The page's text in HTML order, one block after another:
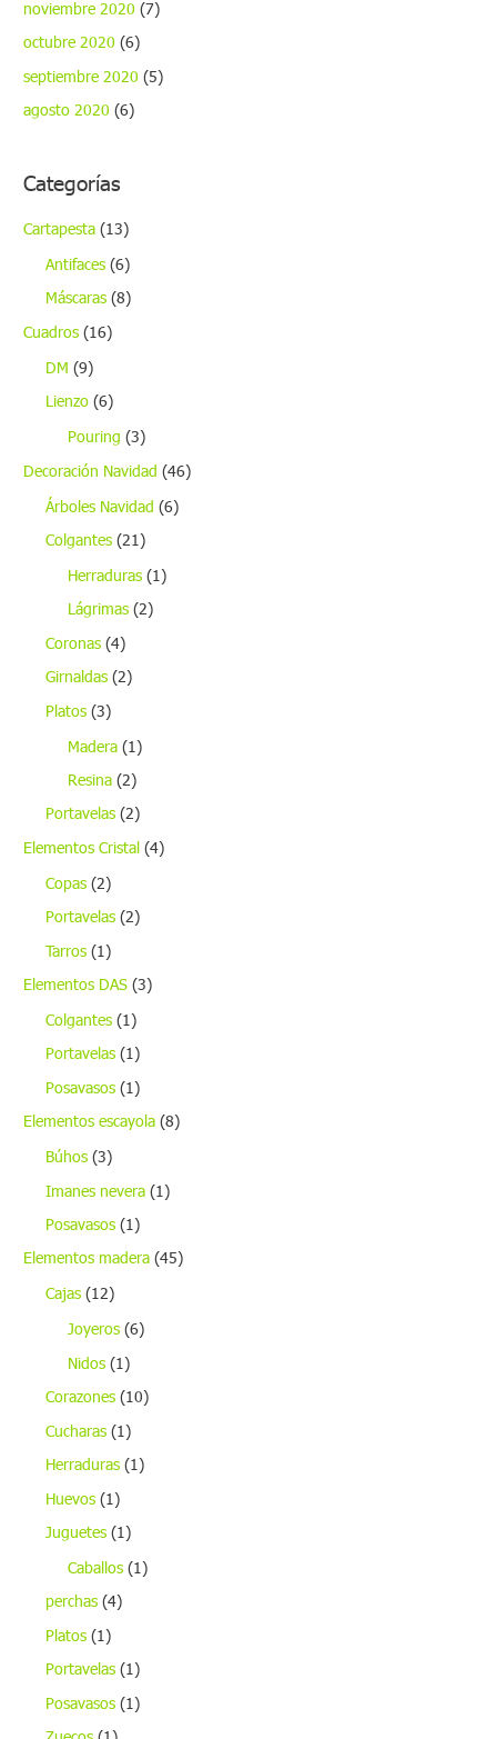
noviembre 2020 (7)
octubre 2020 (6)
septiembre 2020 (5)
agosto 2020 (6)
Categorías
Cartapesta (13)
Antifaces (6)
Máscaras (8)
Cuadros (16)
DM (9)
Lienzo (6)
Pouring (3)
Decoración Navidad (46)
Árboles Navidad (6)
Colgantes (21)
Herraduras (1)
Lágrimas (2)
Coronas (4)
Girnaldas (2)
Platos (3)
Madera (1)
Resina (2)
Portavelas (2)
Elementos Cristal (4)
Copas (2)
Portavelas (2)
Tarros (1)
Elementos DAS (3)
Colgantes (1)
Portavelas (1)
Posavasos (1)
Elementos escayola (8)
Búhos (3)
Imanes nevera (1)
Posavasos (1)
Elementos madera (45)
Cajas (12)
Joyeros (6)
Nidos (1)
Corazones (10)
Cucharas (1)
Herraduras (1)
Huevos (1)
Juguetes (1)
Caballos (1)
perchas (4)
Platos (1)
Portavelas (1)
Posavasos (1)